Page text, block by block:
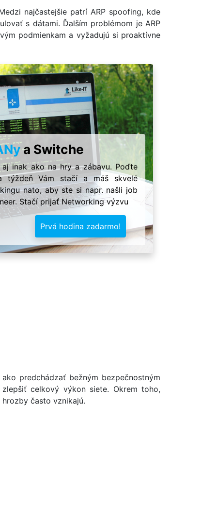
najčastejšie patrí ARP spoofing, kde
s dátami. Ďalším problémom je ARP
podmienkam a vyžadujú si proaktívne
a Switche
inak ako na hry a zábavu. Poďte
týždeň Vám stačí a máš skvelé
nato, aby ste si napr. našli job
Stačí prijať Networking výzvu
Prvá hodina zadarmo!
predchádzať bežným bezpečnostným
celkový výkon siete. Okrem toho,
často vznikajú.